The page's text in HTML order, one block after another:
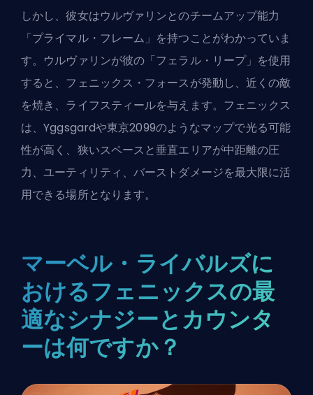
しかし、彼女はウルヴァリンとのチームアップ能力
「プライマル・フレーム」を持つことがわかっていま
す。ウルヴァリンが彼の「フェラル・リープ」を使用
すると、フェニックス・フォースが発動し、近くの敵
を焼き、ライフスティールを与えます。フェニックス
は、Yggsgardや東京2099のようなマップで光る可能
性が高く、狭いスペースと垂直エリアが中距離の圧
力、ユーティリティ、バーストダメージを最大限に活
用できる場所となります。
マーベル・ライバルズに
おけるフェニックスの最
適なシナジーとカウンタ
ーは何ですか？